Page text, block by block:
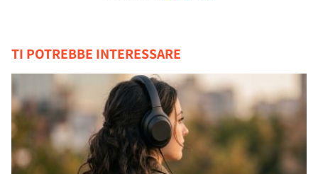
TI POTREBBE INTERESSARE